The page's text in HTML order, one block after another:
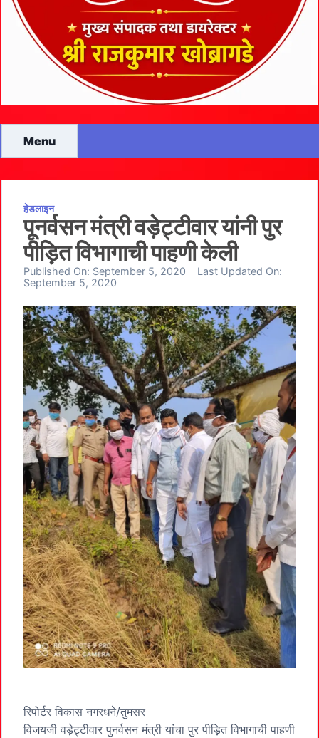
Menu
हेडलाइन
पूनर्वसन मंत्री वड़ेट्टीवार यांनी पुर
पीड़ित विभागाची पाहणी केली
Published On: September 5, 2020
Last Updated On:
September 5, 2020
रिपोर्टर विकास नगरधने/तुमसर
विजयजी वड़ेट्टीवार पुनर्वसन मंत्री यांचा पुर पीड़ित विभागाची पाहणी